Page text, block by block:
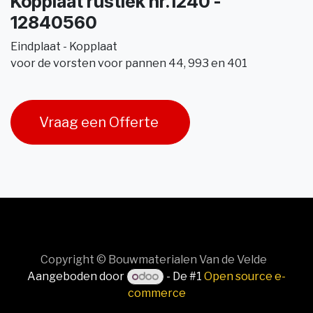
12840560
Eindplaat - Kopplaat
voor de vorsten voor pannen 44, 993 en 401
Vraag een Offerte
Copyright © Bouwmaterialen Van de Velde
Aangeboden door
- De #1Open source e-
commerce